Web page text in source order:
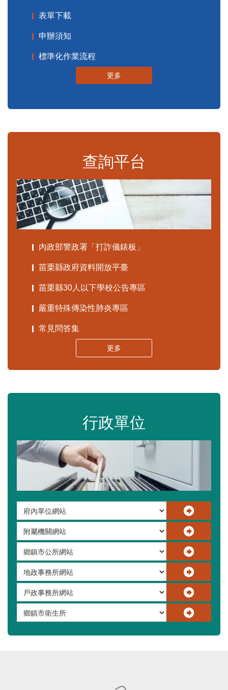
表單下載
申辦須知
標準化作業流程
更多
查詢平台
內政部警政署「打詐儀錶板」
苗栗縣政府資料開放平臺
苗栗縣30人以下學校公告專區
嚴重特殊傳染性肺炎專區
常見問答集
更多
行政單位